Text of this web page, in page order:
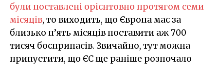
були поставлені орієнтовно протягом семи
місяців, то виходить, що Європа має за
близько п’ять місяців поставити аж 700
тисяч боєприпасів. Звичайно, тут можна
припустити, що ЄС ще раніше розпочало